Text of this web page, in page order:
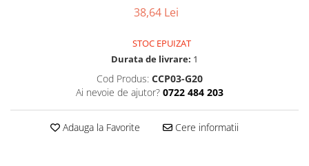
38,64 Lei
STOC EPUIZAT
Durata de livrare: 1
Cod Produs: CCP03-G20
Ai nevoie de ajutor? 0722 484 203
Adauga la Favorite Cere informatii